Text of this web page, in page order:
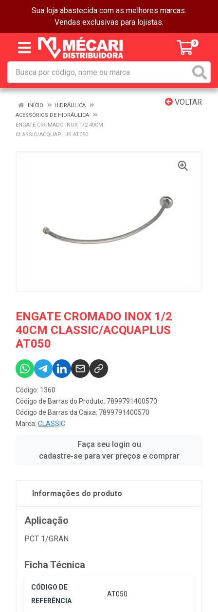
Sua loja abastecida com as melhores marcas.
Vendas exclusivas para lojistas.
0
VOLTAR
INÍCIO
HIDRÁULICA
ACESSÓRIOS DE HIDRÁULICA
ENGATE CROMADO INOX 1/2 40CM
CLASSIC/ACQUAPLUS AT050
ENGATE CROMADO INOX 1/2
40CM CLASSIC/ACQUAPLUS
AT050
Código: 1360
Código de Barras do Produto: 7899791400570
Código de Barras da Caixa: 7899791400570
Marca: CLASSIC
Faça seu login ou
cadastre-se para ver preços e comprar
Informações do produto
Aplicação
PCT 1/GRAN
Ficha Técnica
CÓDIGO DE
REFERÊNCIA
AT050